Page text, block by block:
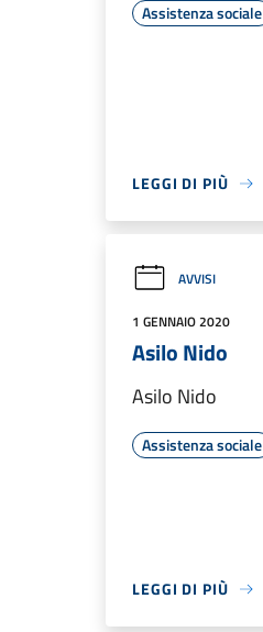
Assistenza sociale
LEGGI DI PIÙ
AVVISI
1 GENNAIO 2020
Asilo Nido
Asilo Nido
Assistenza sociale
LEGGI DI PIÙ